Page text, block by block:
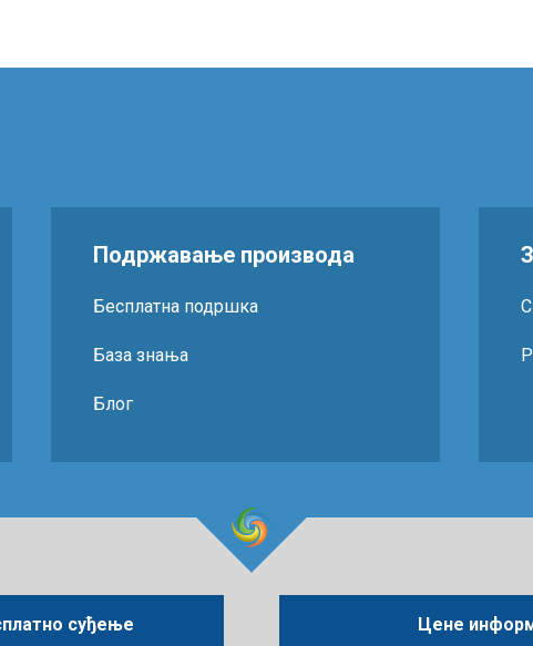
Подржавање производа
Бесплатна подршка
База знања
Блог
суђење Цене